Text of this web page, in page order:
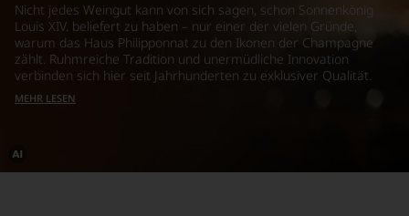
Dieses
Nicht jedes Weingut kann von sich sagen, schon Sonnenkönig
Louis XIV. beliefert zu haben – nur einer der vielen Gründe,
warum das Haus Philipponnat zu den Ikonen der Champagne
zählt. Ruhmreiche Tradition und unermüdliche Innovation
verbinden sich hier seit Jahrhunderten zu exklusiver Qualität.
MEHR LESEN